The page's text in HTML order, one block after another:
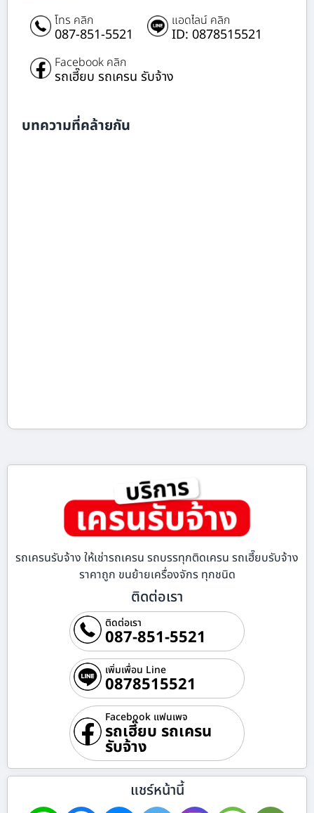
โทร คลิก
087-851-5521
แอดไลน์ คลิก
ID: 0878515521
Facebook คลิก
รถเฮี๊ยบ รถเครน รับจ้าง
บทความที่คล้ายกัน
รถเครนรับจ้าง ให้เช่ารถเครน รถบรรทุกติดเครน รถเฮี๊ยบรับจ้าง
ราคาถูก ขนย้ายเครื่องจักร ทุกชนิด
ติดต่อเรา
ติดต่อเรา
087-851-5521
เพิ่มเพื่อน Line
0878515521
Facebook แฟนเพจ
รถเฮี๊ยบ รถเครน
รับจ้าง
แชร์หน้านี้